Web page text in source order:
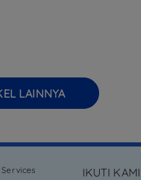
LAINNYA
IKUTI KAMI